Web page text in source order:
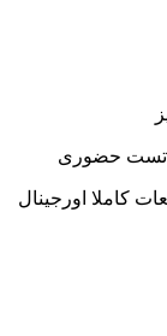
تست حضوری
کاملا اورجینال